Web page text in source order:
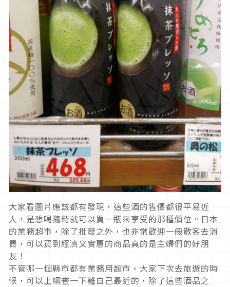
大家看圖片應該都有發現，這些酒的售價都很平易近
人，是想喝隨時就可以買一瓶來享受的那種價位。日本
的業務超市，除了批發之外，也非常歡迎一般散客去消
費，可以買到經濟又實惠的商品真的是主婦們的好朋
友！
不管哪一個縣市都有業務用超市，大家下次去旅遊的時
候，可以上網查一下離自己最近的，除了這些酒品之